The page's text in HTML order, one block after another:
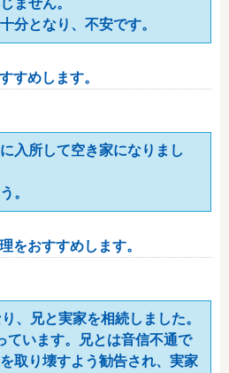
分となり、不安です。
すめします。
入所して空き家になりまし
。
をおすすめします。
、兄と実家を相続しました。
ています。兄とは音信不通で
取り壊すよう勧告され、実家